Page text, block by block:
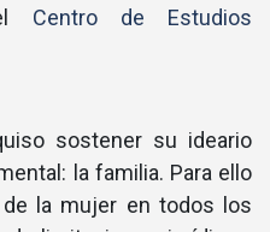
Centro de Estudios
sostener su ideario
la familia. Para ello
la mujer en todos los